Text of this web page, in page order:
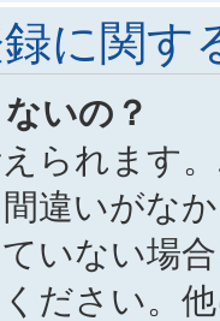
に関す
いの？
られます
違いがな
いない場
ださい。